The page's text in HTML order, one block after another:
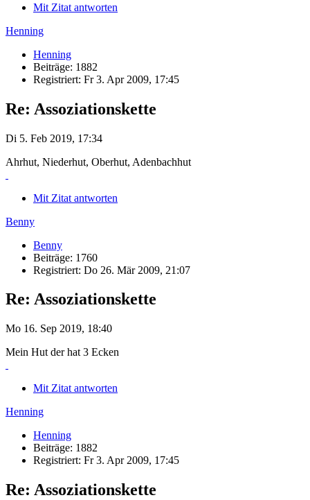
Mit Zitat antworten
Henning
Henning
Beiträge: 1882
Registriert: Fr 3. Apr 2009, 17:45
Re: Assoziationskette
Di 5. Feb 2019, 17:34
Ahrhut, Niederhut, Oberhut, Adenbachhut
Mit Zitat antworten
Benny
Benny
Beiträge: 1760
Registriert: Do 26. Mär 2009, 21:07
Re: Assoziationskette
Mo 16. Sep 2019, 18:40
Mein Hut der hat 3 Ecken
Mit Zitat antworten
Henning
Henning
Beiträge: 1882
Registriert: Fr 3. Apr 2009, 17:45
Re: Assoziationskette